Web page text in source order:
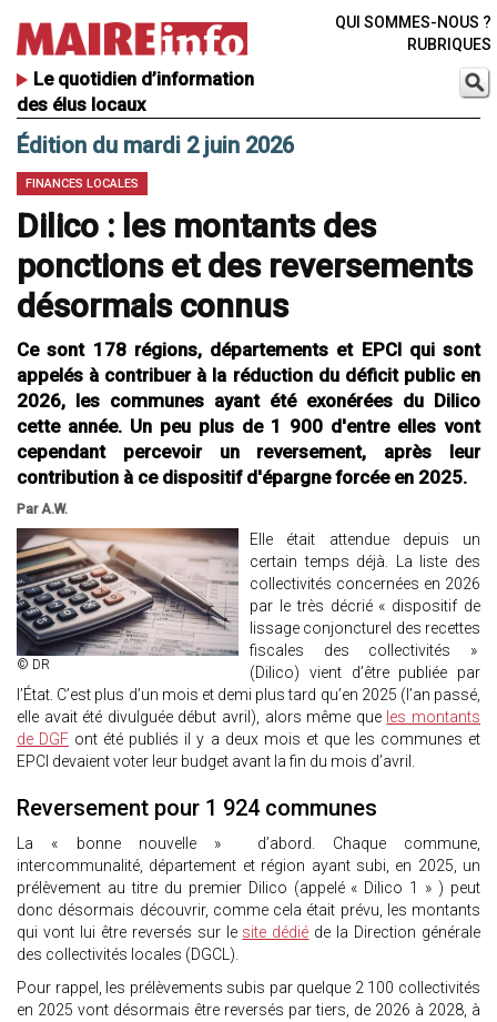
Le quotidien d’information
des élus locaux
QUI SOMMES-NOUS ?
RUBRIQUES
Édition du mardi 2 juin 2026
FINANCES LOCALES
Dilico : les montants des
ponctions et des reversements
désormais connus
Ce sont 178 régions, départements et EPCI qui sont
appelés à contribuer à la réduction du déficit public en
2026, les communes ayant été exonérées du Dilico
cette année. Un peu plus de 1 900 d'entre elles vont
cependant percevoir un reversement, après leur
contribution à ce dispositif d'épargne forcée en 2025.
Par A.W.
© DR
Elle était attendue depuis un
certain temps déjà. La liste des
collectivités concernées en 2026
par le très décrié « dispositif de
lissage conjoncturel des recettes
fiscales des collectivités »
(Dilico) vient d’être publiée par
l’État. C’est plus d’un mois et demi plus tard qu’en 2025 (l’an passé,
elle avait été divulguée début avril), alors même que les montants
de DGF ont été publiés il y a deux mois et que les communes et
EPCI devaient voter leur budget avant la fin du mois d’avril.
Reversement pour 1 924 communes
La « bonne nouvelle » d’abord. Chaque commune,
intercommunalité, département et région ayant subi, en 2025, un
prélèvement au titre du premier Dilico (appelé « Dilico 1 » ) peut
donc désormais découvrir, comme cela était prévu, les montants
qui vont lui être reversés sur le site dédié de la Direction générale
des collectivités locales (DGCL).
Pour rappel, les prélèvements subis par quelque 2 100 collectivités
en 2025 vont désormais être reversés par tiers, de 2026 à 2028, à